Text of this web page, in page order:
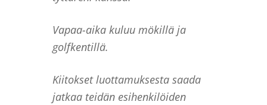
Vapaa-aika kuluu mökillä ja
golfkentillä.
Kiitokset luottamuksesta saada
jatkaa teidän esihenkilöiden